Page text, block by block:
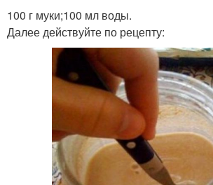
100 г муки;100 мл воды.
Далее действуйте по рецепту: